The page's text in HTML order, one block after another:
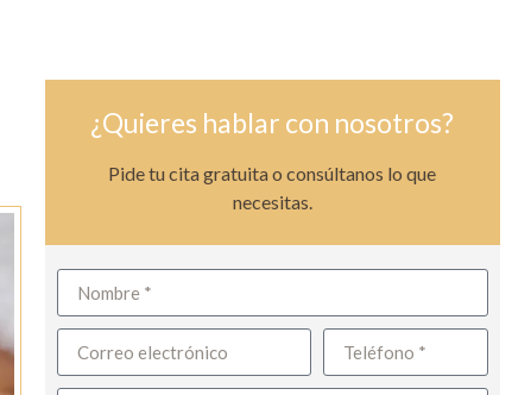
¿Quieres hablar con nosotros?
Pide tu cita gratuita o consúltanos lo que
necesitas.